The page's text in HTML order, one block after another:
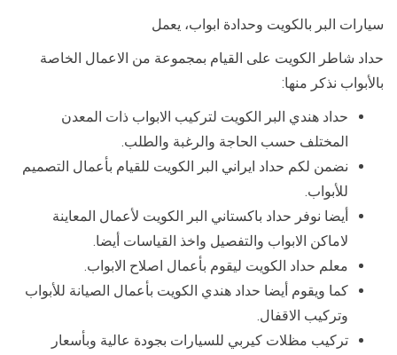
سيارات البر بالكويت وحدادة ابواب، يعمل
حداد شاطر الكويت على القيام بمجموعة من الاعمال الخاصة
بالأبواب نذكر منها:
حداد هندي البر الكويت لتركيب الابواب ذات المعدن
المختلف حسب الحاجة والرغبة والطلب.
نضمن لكم حداد ايراني البر الكويت للقيام بأعمال التصميم
للأبواب.
أيضا نوفر حداد باكستاني البر الكويت لأعمال المعاينة
لاماكن الابواب والتفصيل واخذ القياسات أيضا.
معلم حداد الكويت ليقوم بأعمال اصلاح الابواب.
كما ويقوم أيضا حداد هندي الكويت بأعمال الصيانة للأبواب
وتركيب الاقفال.
تركيب مظلات كيربي للسيارات بجودة عالية وبأسعار